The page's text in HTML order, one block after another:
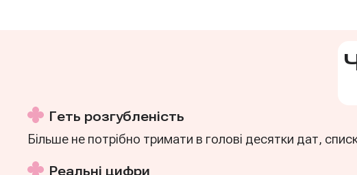
Геть розгубленість
Більше не потрібно тримати в голові десятки дат,
Реальні цифри